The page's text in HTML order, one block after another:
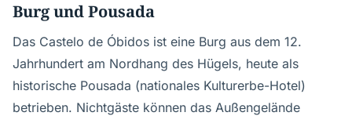
Burg und Pousada
Das Castelo de Óbidos ist eine Burg aus dem 12.
Jahrhundert am Nordhang des Hügels, heute als
historische Pousada (nationales Kulturerbe-Hotel)
betrieben. Nichtgäste können das Außengelände